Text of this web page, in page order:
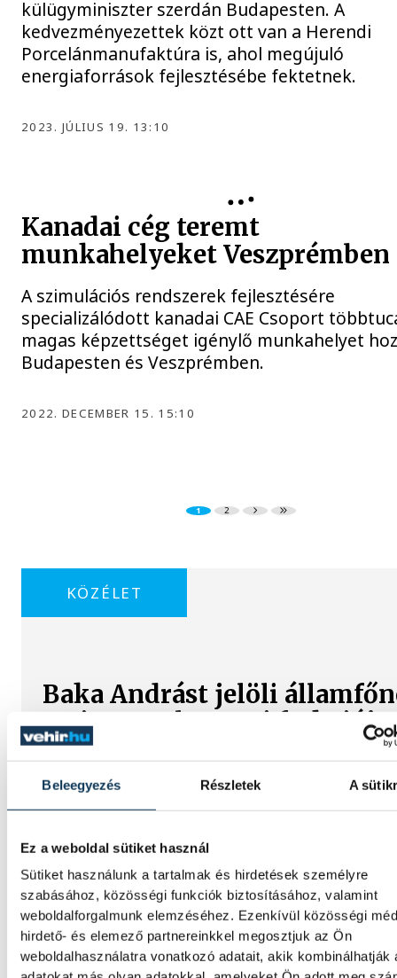
Beleegyezés Részletek A
Ez a weboldal sütiket használ
Sütiket használunk a tartalmak és hirdetések személyre
szabásához, közösségi funkciók biztosításához, valamint
weboldalforgalmunk elemzéséhez. Ezenkívül közösségi
hirdető- és elemező partnereinkkel megosztjuk az Ön
weboldalhasználatra vonatkozó adatait, akik kombinálhatják
külügyminiszter szerdán Budapesten. A
kedvezményezettek közt ott van a Herendi
Porcelánmanufaktúra is, ahol megújuló
energiaforrások fejlesztésébe fektetnek.
2023. JÚLIUS 19. 13:10
Kanadai cég teremt
munkahelyeket Veszprémben
A szimulációs rendszerek fejlesztésére
specializálódott kanadai CAE Csoport
magas képzettséget igénylő munkahelyet
Budapesten és Veszprémben.
2022. DECEMBER 15. 15:10
1 2
KÖZÉLET
Baka Andrást jelöli
a Tisza parlamenti frakciója
Baka Andrást, a Legfelsőbb Bíróság
elnökét jelöli köztársasági elnöknek a
parlamenti frakciója.
Egy furcsa halkonzerv lett
Strandétele - mutatjuk!
A Balatoni Kör idén tizenkettedik
hirdette meg az év strandétele versenyt,